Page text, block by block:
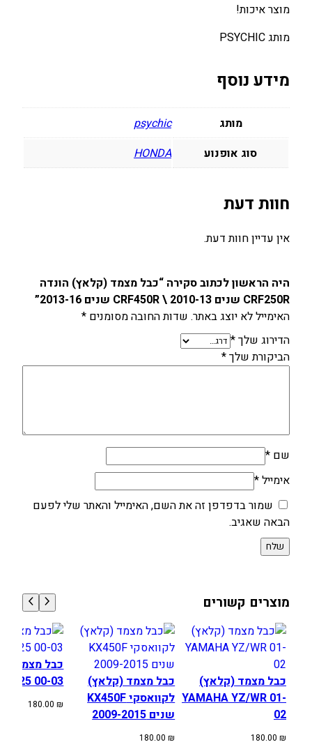
נ
ד
R
5
R
נ
ם
1
0
-
1
3
\
4
5
R
ש
נ
י
ם
1
1
6
מוצר איכות!
מותג PSYCHIC
מידע נוסף
מותג
psychic
סוג אופנוע
HONDA
חוות דעת
אין עדיין חוות דעת.
היה הראשון לכתוב סקירה “כבל מצמד (קלאץ) הונדה
CRF250R שנים 2010-13 \ CRF450R שנים 2013-16”
האימייל לא יוצג באתר. שדות החובה מסומנים *
הדירוג שלך*
הביקורת שלך*
שם *
אימייל*
שמור בדפדפן זה את השם, האימייל והאתר שלי לפעם
הבאה שאגיב.
מוצרים קשורים
כבל מצמד (קלאץ)
YAMAHA YZ/WR 01-
02
180.00 ₪
כבל מצמד (קלאץ)
לקוואסקי KX450F
שנים 2009-2015
180.00₪
00-03
180.00₪